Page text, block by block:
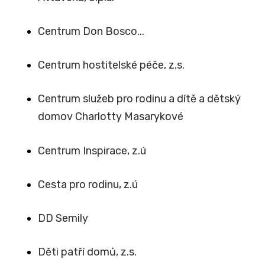
Centrum Don Bosco...
Centrum hostitelské péče, z.s.
Centrum služeb pro rodinu a dítě a dětský
domov Charlotty Masarykové
Centrum Inspirace, z.ú
Cesta pro rodinu, z.ú
DD Semily
Děti patří domů, z.s.